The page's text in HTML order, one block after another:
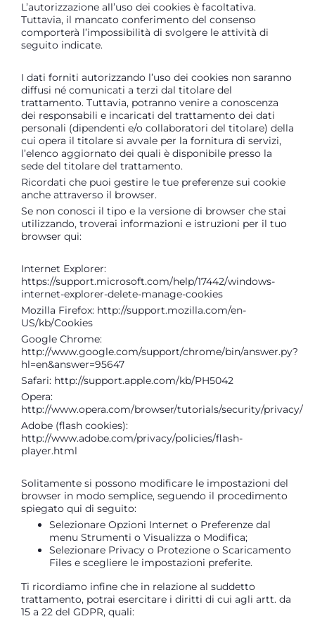
L’autorizzazione all’uso dei cookies è facoltativa.
Tuttavia, il mancato conferimento del consenso
comporterà l’impossibilità di svolgere le attività di
seguito indicate.
I dati forniti autorizzando l’uso dei cookies non saranno
diffusi né comunicati a terzi dal titolare del
trattamento. Tuttavia, potranno venire a conoscenza
dei responsabili e incaricati del trattamento dei dati
personali (dipendenti e/o collaboratori del titolare) della
cui opera il titolare si avvale per la fornitura di servizi,
l’elenco aggiornato dei quali è disponibile presso la
sede del titolare del trattamento.
Ricordati che puoi gestire le tue preferenze sui cookie
anche attraverso il browser.
Se non conosci il tipo e la versione di browser che stai
utilizzando, troverai informazioni e istruzioni per il tuo
browser qui:
Internet Explorer:
https://support.microsoft.com/help/17442/windows-
internet-explorer-delete-manage-cookies
Mozilla Firefox: http://support.mozilla.com/en-
US/kb/Cookies
Google Chrome:
http://www.google.com/support/chrome/bin/answer.py?
hl=en&answer=95647
Safari: http://support.apple.com/kb/PH5042
Opera:
http://www.opera.com/browser/tutorials/security/privacy/
Adobe (flash cookies):
http://www.adobe.com/privacy/policies/flash-
player.html
Solitamente si possono modificare le impostazioni del
browser in modo semplice, seguendo il procedimento
spiegato qui di seguito:
Selezionare Opzioni Internet o Preferenze dal
menu Strumenti o Visualizza o Modifica;
Selezionare Privacy o Protezione o Scaricamento
Files e scegliere le impostazioni preferite.
Ti ricordiamo infine che in relazione al suddetto
trattamento, potrai esercitare i diritti di cui agli artt. da
15 a 22 del GDPR, quali: